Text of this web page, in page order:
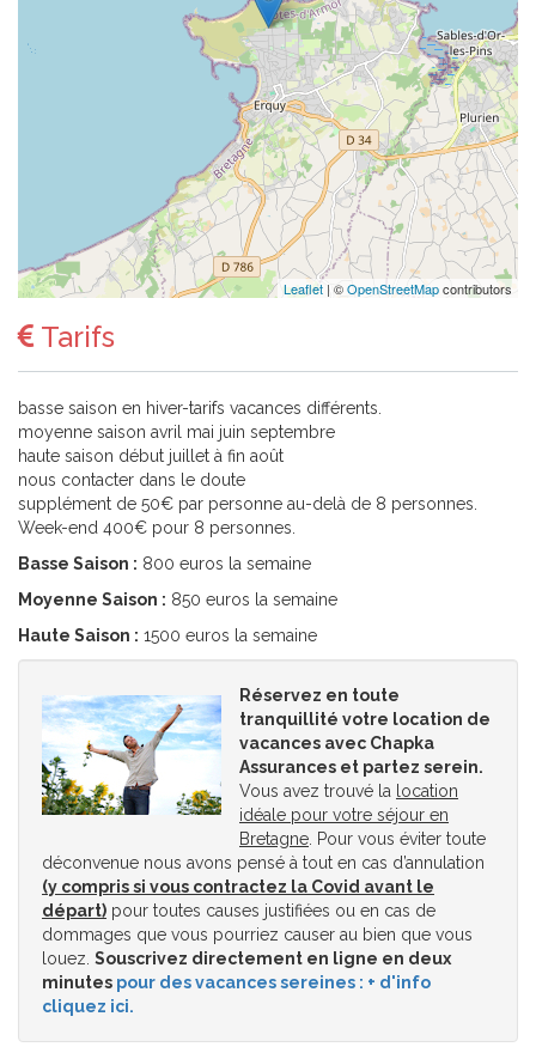
Leaflet | ©OpenStreetMapcontributors
Tarifs
basse saison en hiver-tarifs vacances différents.
moyenne saison avril mai juin septembre
haute saison début juillet à fin août
nous contacter dans le doute
supplément de 50€ par personne au-delà de 8 personnes.
Week-end 400€ pour 8 personnes.
Basse Saison : 800 euros la semaine
Moyenne Saison : 850 euros la semaine
Haute Saison : 1500 euros la semaine
Réservez en toute
tranquillité votre location de
vacances avec Chapka
Assurances et partez serein.
Vous avez trouvé la
location
idéale pour votre séjour en
Bretagne . Pour vous éviter toute
déconvenue nous avons pensé à tout en cas d’annulation
(y compris si vous contractez la Covid avant le
départ) pour toutes causes justifiées ou en cas de
dommages que vous pourriez causer au bien que vous
louez. Souscrivez directement en ligne en deux
minutes pour des vacances sereines : + d'info
cliquez ici.